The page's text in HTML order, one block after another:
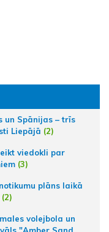
un Spānijas – trīs
Liepājā (2)
viedokli par
(3)
plāns laikā
(2)
volejbola un
"Amber Sand